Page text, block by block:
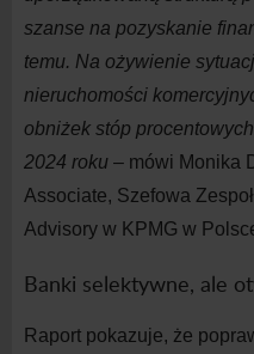
szanse na pozyskanie
temu. Na ożywienie
nieruchomości
obniżek stóp
2024 roku – mówi Monika
Associate, Szefowa
Advisory w KPMG w
Banki selektywne, ale
Raport pokazuje, że